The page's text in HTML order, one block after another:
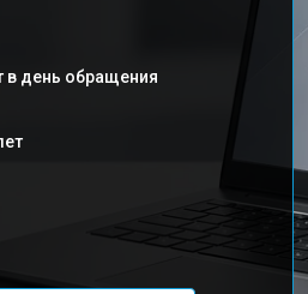
в день обращения